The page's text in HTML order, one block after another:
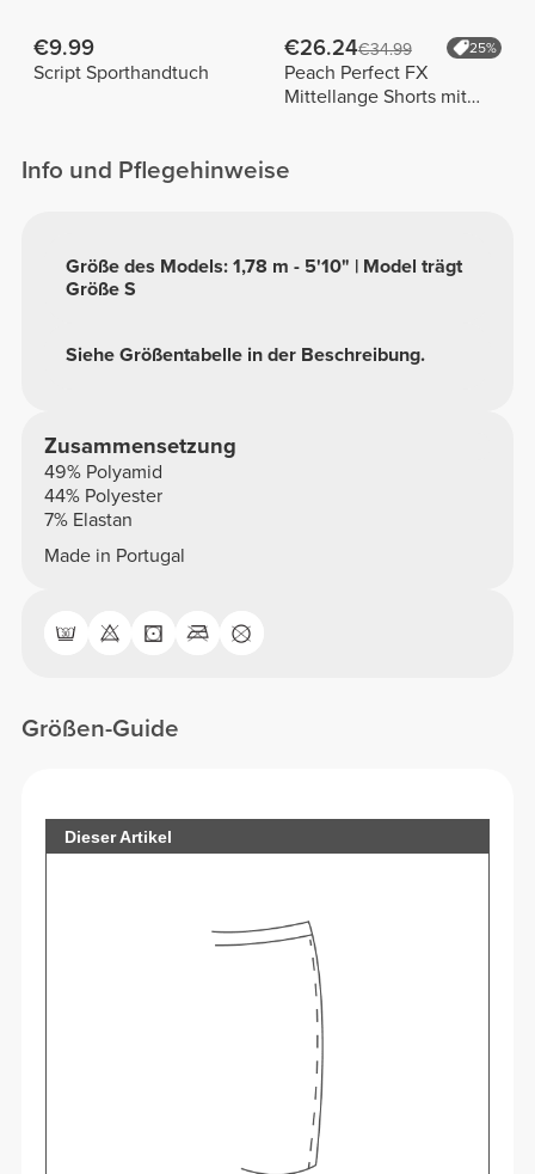
€9.99
Script Sporthandtuch
€26.24€34.99 25%
Peach Perfect FX
Mittellange Shorts mit
Info und Pflegehinweise
Siehe Größentabelle in der Beschreibung.
Größe des Models: 1,78 m - 5'10" | Model trägt
Größe S
Zusammensetzung
49% Polyamid
44% Polyester
7% Elastan
Made in Portugal
Größen-Guide
Dieser Artikel